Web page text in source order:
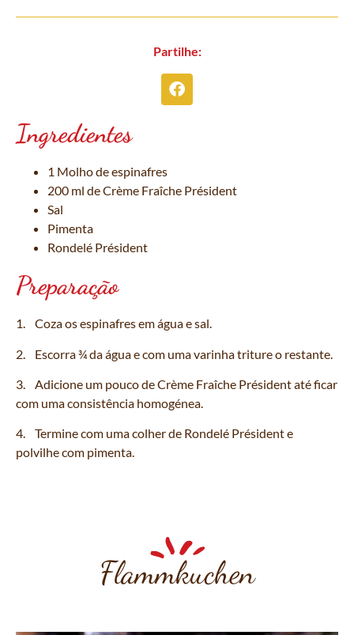
Partilhe:
Ingredientes
1 Molho de espinafres
200 ml de Crème Fraîche Président
Sal
Pimenta
Rondelé Président
Preparação
1. Coza os espinafres em água e sal.
2. Escorra ¾ da água e com uma varinha triture o restante.
3. Adicione um pouco de Crème Fraîche Président até ficar
com uma consistência homogénea.
4. Termine com uma colher de Rondelé Président e
polvilhe com pimenta.
Flammkuchen